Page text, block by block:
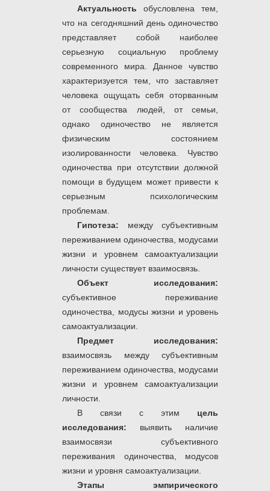
Актуальность обусловлена тем,
что на сегодняшний день одиночество
представляет собой наиболее
серьезную социальную проблему
современного мира. Данное чувство
характеризуется тем, что заставляет
человека ощущать себя оторванным
от сообщества людей, от семьи,
однако одиночество не является
физическим состоянием
изолированности человека. Чувство
одиночества при отсутствии должной
помощи в будущем может привести к
серьезным психологическим
проблемам.
Гипотеза: между субъективным
переживанием одиночества, модусами
жизни и уровнем самоактуализации
личности существует взаимосвязь.
Объект
исследования:
субъективное переживание
одиночества, модусы жизни и уровень
самоактуализации.
Предмет
исследования:
взаимосвязь между субъективным
переживанием одиночества, модусами
жизни и уровнем самоактуализации
личности.
В связи с этим цель
исследования: выявить наличие
взаимосвязи субъективного
переживания одиночества, модусов
жизни и уровня самоактуализации.
Этапы эмпирического